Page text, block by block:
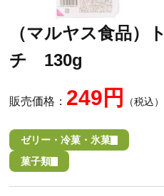
（マルヤス食品）
チ 130g
販売価格： 249円 （税込）
ゼリー・冷菓・氷菓
菓子類